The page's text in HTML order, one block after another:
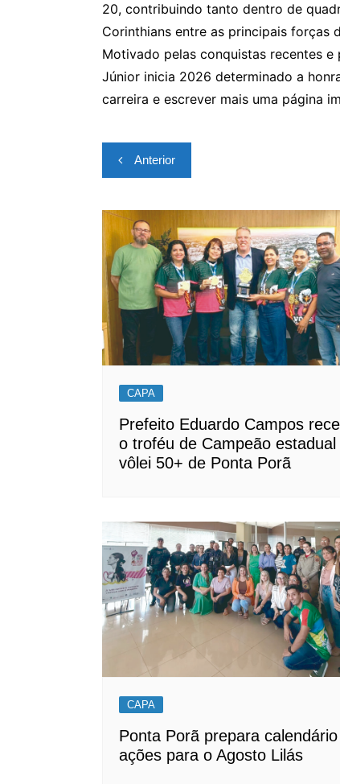
20, contribuindo tanto dentro de
Corinthians entre as principais forças
Motivado pelas conquistas recentes
Júnior inicia 2026 determinado a
carreira e escrever mais uma página
Navegação
de
Post
Anterior
CAPA
Prefeito Eduardo Campos
o troféu de Campeão estadual
vôlei 50+ de Ponta Porã
CAPA
Ponta Porã prepara
ações para o Agosto Lilás